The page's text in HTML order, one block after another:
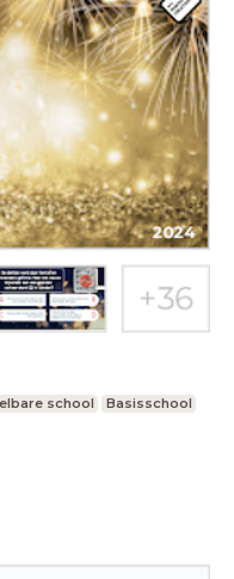
school
Basisschool